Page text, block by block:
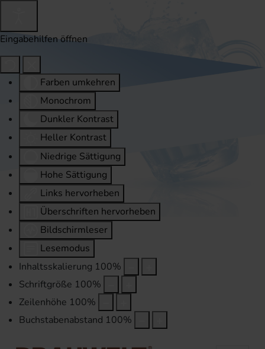
Eingabehilfen öffnen
Farben umkehren
Monochrom
Dunkler Kontrast
Heller Kontrast
Niedrige Sättigung
Hohe Sättigung
Links hervorheben
Überschriften hervorheben
Bildschirmleser
Lesemodus
Inhaltsskalierung 100%
Schriftgröße 100%
Zeilenhöhe 100%
Buchstabenabstand 100%